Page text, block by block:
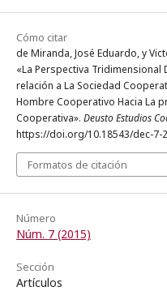
Cómo citar
de Miranda, José Eduardo, y
«La Perspectiva Tridimensional
relación a La Sociedad
Hombre Cooperativo Hacia La
Cooperativa». Deusto Estudios
https://doi.org/10.18543/dec-7-
Formatos de citación
Número
Núm. 7 (2015)
Sección
Artículos